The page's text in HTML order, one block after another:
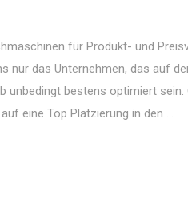
für Produkt- und
nur das Unternehmen, das auf
bestens optimiert sein.
eine Top Platzierung in den ...